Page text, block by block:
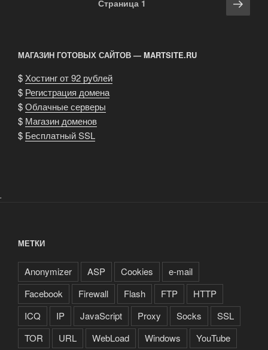
Страница 1
МАГАЗИН ГОТОВЫХ САЙТОВ — MARTSITE.RU
$ Хостинг от 92 рублей
$ Регистрация домена
$Облачные серверы
$ Магазин доменов
$ Бесплатный SSL
.
МЕТКИ
Anonymizer ASP Cookies
e-mail
Facebook
Firewall Flash FTP
HTTP
ICQ
IP JavaScript Proxy Socks
SSL
TOR
URL WebLoad Windows
YouTube